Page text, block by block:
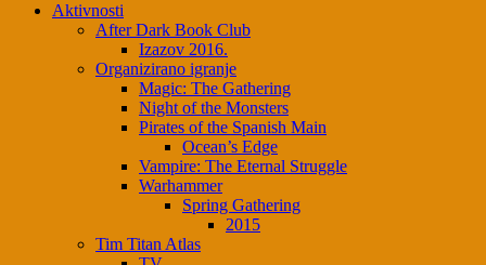
Aktivnosti
After Dark Book Club
Izazov 2016.
Organizirano igranje
Magic: The Gathering
Night of the Monsters
Pirates of the Spanish Main
Ocean’s Edge
Vampire: The Eternal Struggle
Warhammer
Spring Gathering
2015
Tim Titan Atlas